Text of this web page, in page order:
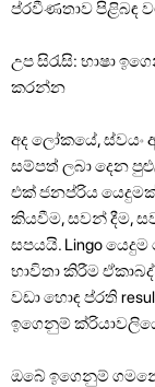
ප්රවීණතාව පිළිබඳ
උප සිරැසි: භාෂා
කරන්න
අද ලෝකයේ, ස්වයං
සම්පත් ලබා දෙන
එක් ජනප්රිය
කියවීම, සවන් දීම,
සපයයි. Lingo
භාවිතා කිරීම
වඩා හොඳ ප්රති
ඉගෙනුම්
ඔබේ ඉගෙනුම්